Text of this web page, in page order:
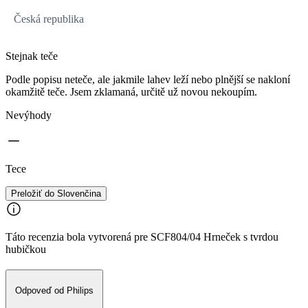
Česká republika
Stejnak teče
Podle popisu neteče, ale jakmile lahev leží nebo plnější se nakloní
okamžitě teče. Jsem zklamaná, určitě už novou nekoupím.
Nevýhody
Tece
Preložiť do Slovenčina
Táto recenzia bola vytvorená pre SCF804/04 Hrneček s tvrdou
hubičkou
Odpoveď od Philips